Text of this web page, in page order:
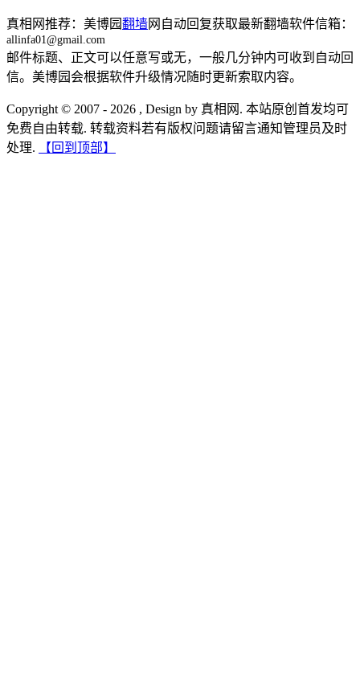
真相网推荐：美博园翻墙网自动回复获取最新翻墙软件信箱：
allinfa01@gmail.com
邮件标题、正文可以任意写或无，一般几分钟内可收到自动回
信。美博园会根据软件升级情况随时更新索取内容。
Copyright © 2007 - 2026 , Design by 真相网. 本站原创首发均可
免费自由转载. 转载资料若有版权问题请留言通知管理员及时
处理.
【回到顶部】